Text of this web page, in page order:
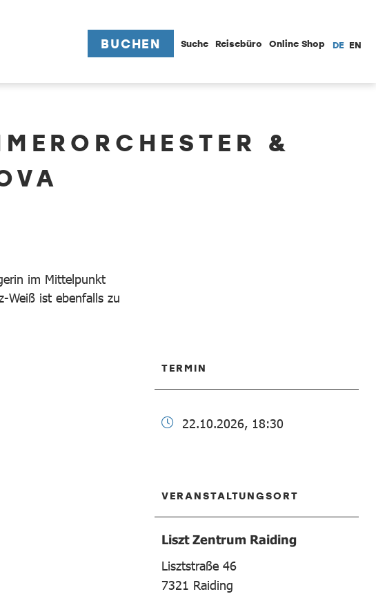
BUCHEN Suche Reisebüro Online Shop DE EN
&
TERMIN
22.10.2026, 18:30
VERANSTALTUNGSORT
Liszt Zentrum Raiding
Lisztstraße 46
7321 Raiding